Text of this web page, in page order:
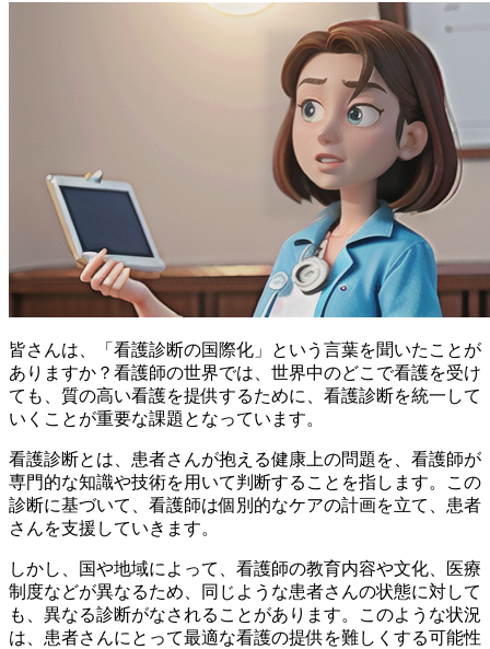
皆さんは、「看護診断の国際化」という言葉を聞いたことが
ありますか？看護師の世界では、世界中のどこで看護を受け
ても、質の高い看護を提供するために、看護診断を統一して
いくことが重要な課題となっています。
看護診断とは、患者さんが抱える健康上の問題を、看護師が
専門的な知識や技術を用いて判断することを指します。この
診断に基づいて、看護師は個別的なケアの計画を立て、患者
さんを支援していきます。
しかし、国や地域によって、看護師の教育内容や文化、医療
制度などが異なるため、同じような患者さんの状態に対して
も、異なる診断がなされることがあります。このような状況
は、患者さんにとって最適な看護の提供を難しくする可能性